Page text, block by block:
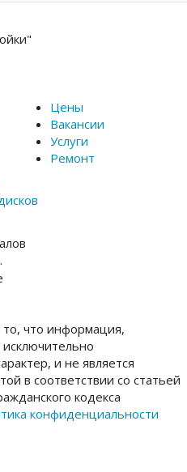
Цены
Вакансии
Услуги
Ремонт
что информация,
и не является
в соответствии со статьей
кодекса
конфиденциальности